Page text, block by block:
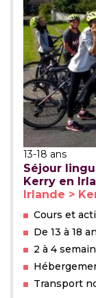
13-18 ans
Séjour
Kerry en
Irlande >
Cours et
De 13 à 18
2 à 4
Transport